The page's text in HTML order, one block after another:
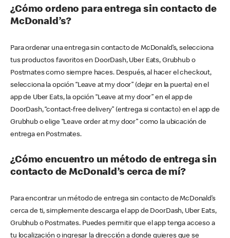
¿Cómo ordeno para entrega sin contacto de
McDonald’s?
Para ordenar una entrega sin contacto de McDonald’s, selecciona
tus productos favoritos en DoorDash, Uber Eats, Grubhub o
Postmates como siempre haces. Después, al hacer el checkout,
selecciona la opción “Leave at my door” (dejar en la puerta) en el
app de Uber Eats, la opción “Leave at my door” en el app de
DoorDash, “contact-free delivery” (entrega si contacto) en el app de
Grubhub o elige “Leave order at my door” como la ubicación de
entrega en Postmates.
¿Cómo encuentro un método de entrega sin
contacto de McDonald’s cerca de mí?
Para encontrar un método de entrega sin contacto de McDonald’s
cerca de ti, simplemente descarga el app de DoorDash, Uber Eats,
Grubhub o Postmates. Puedes permitir que el app tenga acceso a
tu localización o ingresar la dirección a donde quieres que se